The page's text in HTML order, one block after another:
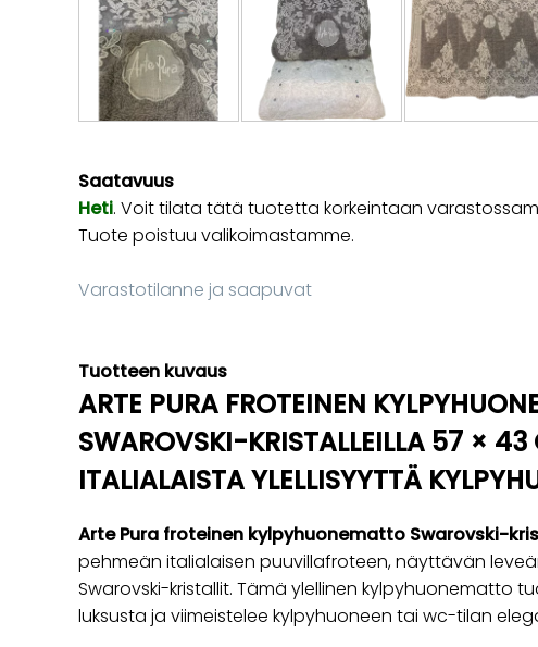
Saatavuus
Heti. Voit tilata tätä tuotetta korkeintaan
Tuote poistuu valikoimastamme.
Varastotilanne ja saapuvat
Tuotteen kuvaus
ARTE PURA FROTEINEN
SWAROVSKI-KRISTALLEILLA 57 ×
ITALIALAISTA YLELLISYYTTÄ
Arte Pura froteinen kylpyhuonematto Swarovski-
pehmeän italialaisen puuvillafroteen, näyttävän
Swarovski-kristallit. Tämä ylellinen kylpyhuonematto
luksusta ja viimeistelee kylpyhuoneen tai wc-tilan